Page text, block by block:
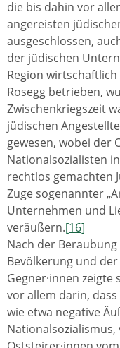
die bis dahin vor
angereisten
ausgeschlossen,
der jüdischen
Region
Rosegg betrieben,
Zwischenkriegszeit
jüdischen
gewesen, wobei der
Nationalsozialisten
rechtlos gemachten
Zuge sogenannter
Unternehmen und
veräußern.[16]
Nach der
Bevölkerung und
Gegner·innen
vor allem darin,
wie etwa negative